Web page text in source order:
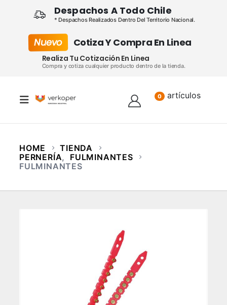
Despachos A Todo Chile
* Despachos Realizados Dentro Del Territorio Nacional.
Nuevo Cotiza Y Compra En Linea
Realiza Tu Cotización En Linea
Compra y cotiza cualquier producto dentro de la tienda.
0 artículos
HOME
TIENDA
PERNERÍA,
FULMINANTES
FULMINANTES